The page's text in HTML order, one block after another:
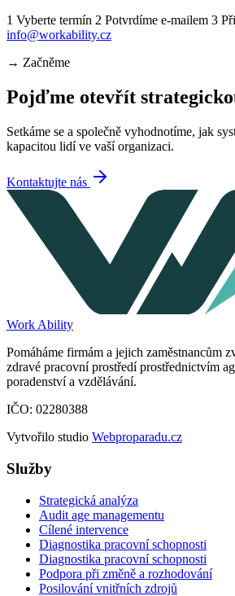
1 Vyberte termín 2 Potvrdíme e-mailem 3
info@workability.cz
→ Začněme
Pojďme otevřít
Setkáme se a společně vyhodnotíme, jak
kapacitou lidí ve vaší organizaci.
Kontaktujte nás
Work Ability
Pomáháme firmám a jejich zaměstnancům
zdravé pracovní prostředí prostřednictvím
poradenství a vzdělávání.
IČO: 02280388
Vytvořilo studio Webproparadu.cz
Služby
Strategická analýza
Audit age managementu
Cílené intervence
Diagnostika pracovní schopnosti
Diagnostika pracovní schopnosti
Podpora při změně a rozhodování
Posilování vnitřních zdrojů